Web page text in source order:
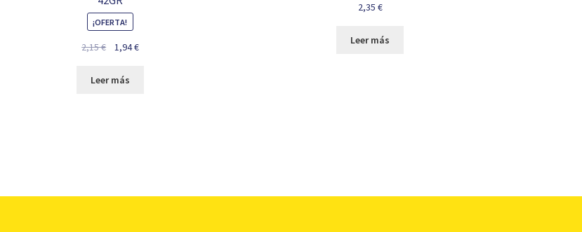
¡OFERTA!
2,15€
original
1,94€El
Leer más
2,35 €
Leer más